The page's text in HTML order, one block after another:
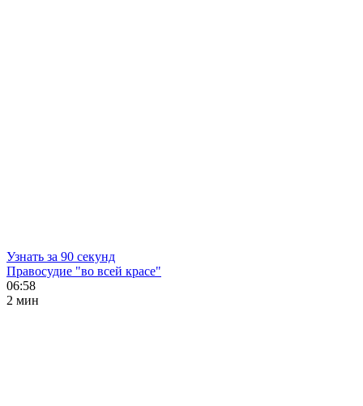
Узнать за 90 секунд
Правосудие "во всей красе"
06:58
2 мин